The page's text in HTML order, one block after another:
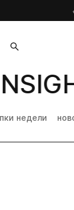
недели